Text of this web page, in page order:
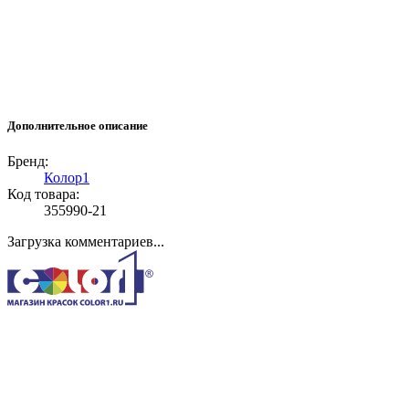
Дополнительное описание
Бренд:
Колор1
Код товара:
355990-21
Загрузка комментариев...